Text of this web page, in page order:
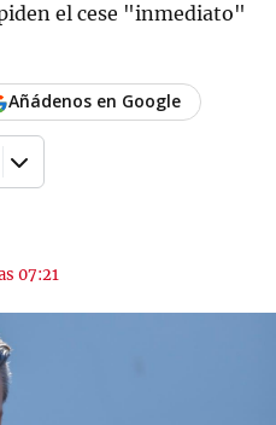
el cese "inmediato"
07:21
Añádenos en Google